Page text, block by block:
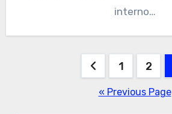
interno…
pagination
1 2
« Previous Page